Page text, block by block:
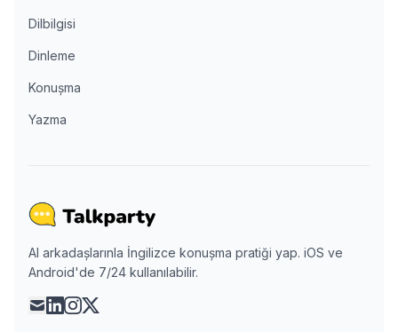
Dilbilgisi
Dinleme
Konuşma
Yazma
AI arkadaşlarınla İngilizce konuşma pratiği yap. iOS ve
Android'de 7/24 kullanılabilir.
maillinkedin
instagram
x